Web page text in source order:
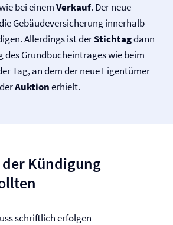
bei einemVerkauf. Der neue
Gebäude­versicherung innerhalb
Allerdings ist derStichtagdann
des Grundbucheintrages wie beim
Tag, an dem der neue Eigentümer
Auktionerhielt.
der Kündigung
schriftlich erfolgen